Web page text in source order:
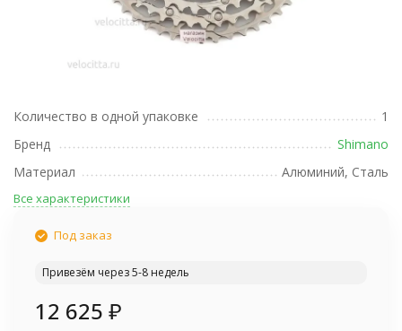
Количество в одной упаковке
1
Бренд
Shimano
Материал
Алюминий, Сталь
Все характеристики
Под заказ
Привезём через 5-8 недель
12 625 ₽